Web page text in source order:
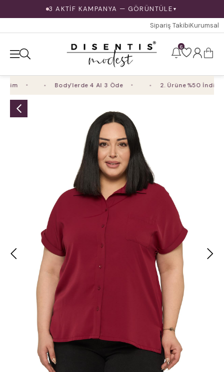
3 AKTİF KAMPANYA — GÖRÜNTÜLE ▼
Sipariş TakibiKurumsal
6
Body'lerde 4 Al 3 Öde 2. Ürüne %50 İndirim